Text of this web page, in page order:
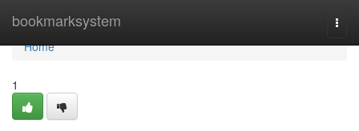
bookmarksystem
Home
Home
1